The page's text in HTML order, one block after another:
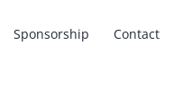
Sponsorship Contact